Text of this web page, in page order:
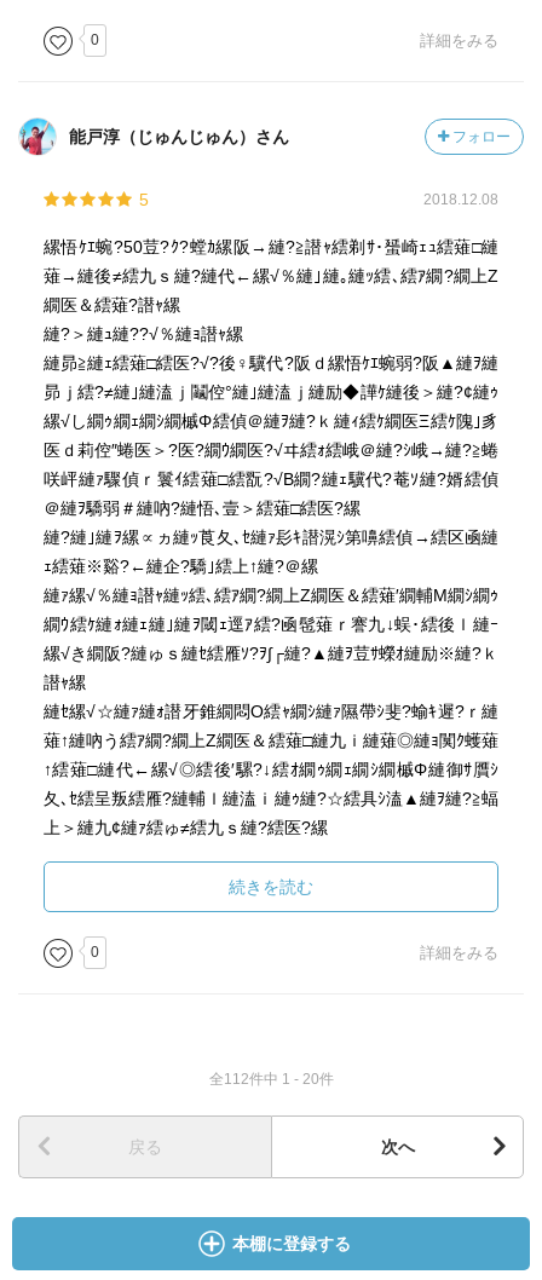
0 詳細をみる
能戸淳（じゅんじゅん）さん フォロー
5 2018.12.08
縲悟ｹｴ蜿?50荳?ｸ?螳ｶ縲阪→縺?≧譛ｬ繧剃ｻ･蜑崎ｪｭ繧薙□縺
薙→縺後≠繧九ｓ縺?縺代←縲√％縺｣縺｡縺ｯ繧､繧ｱ繝?繝上Ζ
繝医＆繧薙?譛ｬ縲
縺?＞縺ｭ縺??√％縺ｮ譛ｬ縲
縺昴≧縺ｪ繧薙□繧医?√?後♀驥代?阪ｄ縲悟ｹｴ蜿弱?阪▲縺ｦ縺
昴ｊ繧?≠縺｣縺溘ｊ鬮倥°縺｣縺溘ｊ縺励◆譁ｹ縺後＞縺?¢縺ｩ
縲√し繝ｩ繝ｪ繝ｼ繝槭Φ繧偵＠縺ｦ縺?ｋ縺ｨ繧ｹ繝医Ξ繧ｹ隗｣豸
医ｄ莉倥″蜷医＞?医?繝ｳ繝医?√ヰ繧ｫ繧峨＠縺?ｼ峨→縺?≧蜷
咲岼縺ｧ驟偵ｒ鬟ｲ繧薙□繧翫?√Β繝?縺ｪ驥代?菴ｿ縺?婿繧偵
＠縺ｦ驕弱＃縺吶?縺悟､壹＞繧薙□繧医?縲
縺?縺｣縺ｦ縲∝ヵ縺ｯ莨夂､ｾ縺ｧ髟ｷ譛滉ｼ第嚊繧偵→繧区凾縺
ｪ繧薙※谿?←縺企?驕｣繧上↑縺?＠縲
縺ｧ縲√％縺ｮ譛ｬ縺ｯ繧､繧ｱ繝?繝上Ζ繝医＆繧薙′繝輔Μ繝ｼ繝ｩ
繝ｳ繧ｹ縺ｫ縺ｪ縺｣縺ｦ閾ｪ逕ｱ繧?凾髢薙ｒ謇九↓蜈･繧後ｌ縺ｰ
縲√き繝阪?縺ゅｓ縺ｾ繧雁ｿ?ｦ∫┌縺?▲縺ｦ荳ｻ蠑ｵ縺励※縺?ｋ
譛ｬ縲
縺ｾ縲√☆縺ｧ縺ｫ譛牙錐繝悶Ο繧ｬ繝ｼ縺ｧ隰帶ｼ斐?蝓ｷ遲?ｒ縺
薙↑縺吶う繧ｱ繝?繝上Ζ繝医＆繧薙□縺九ｉ縺薙◎縺ｮ闃ｸ蠖薙
↑繧薙□縺代←縲√◎繧後′騾?↓繧ｵ繝ｩ繝ｪ繝ｼ繝槭Φ縺御ｻ贋ｼ
夂､ｾ繧呈叛繧雁?縺輔ｌ縺溘ｉ縺ｩ縺?☆繧具ｼ溘▲縺ｦ縺?≧蝠
上＞縺九¢縺ｧ繧ゅ≠繧九ｓ縺?繧医?縲
続きを読む
0 詳細をみる
全112件中 1 - 20件
戻る 次へ
本棚に登録する